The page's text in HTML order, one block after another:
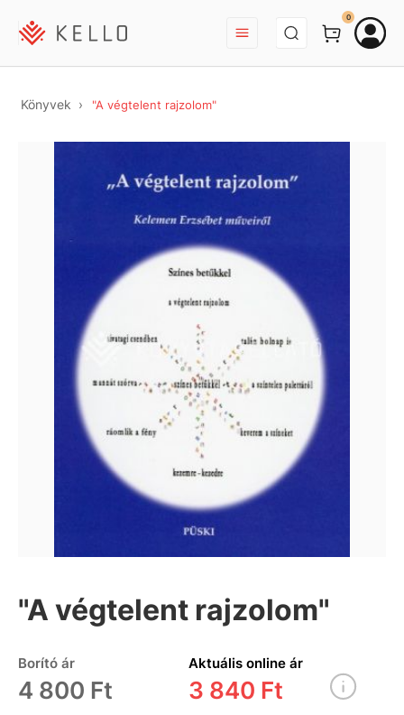
BEJELENTKEZÉS
0
Könyvek "A végtelent rajzolom"
"A végtelent rajzolom"
Borító ár
4 800 Ft
Aktuális online ár
3 840 Ft